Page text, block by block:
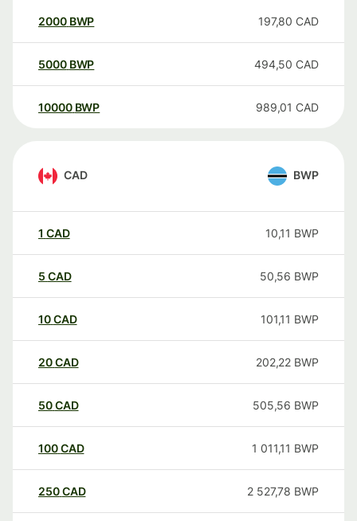
2000 BWP 197,80 CAD
5000 BWP 494,50 CAD
10000 BWP 989,01 CAD
CAD BWP
1 CAD 10,11 BWP
5 CAD 50,56 BWP
10CAD 101,11 BWP
20CAD 202,22 BWP
50CAD 505,56 BWP
100CAD 1 011,11 BWP
250CAD 2 527,78 BWP